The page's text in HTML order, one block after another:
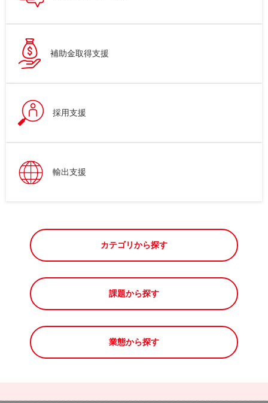
補助金取得支援
採用支援
輸出支援
カテゴリから探す
課題から探す
業態から探す